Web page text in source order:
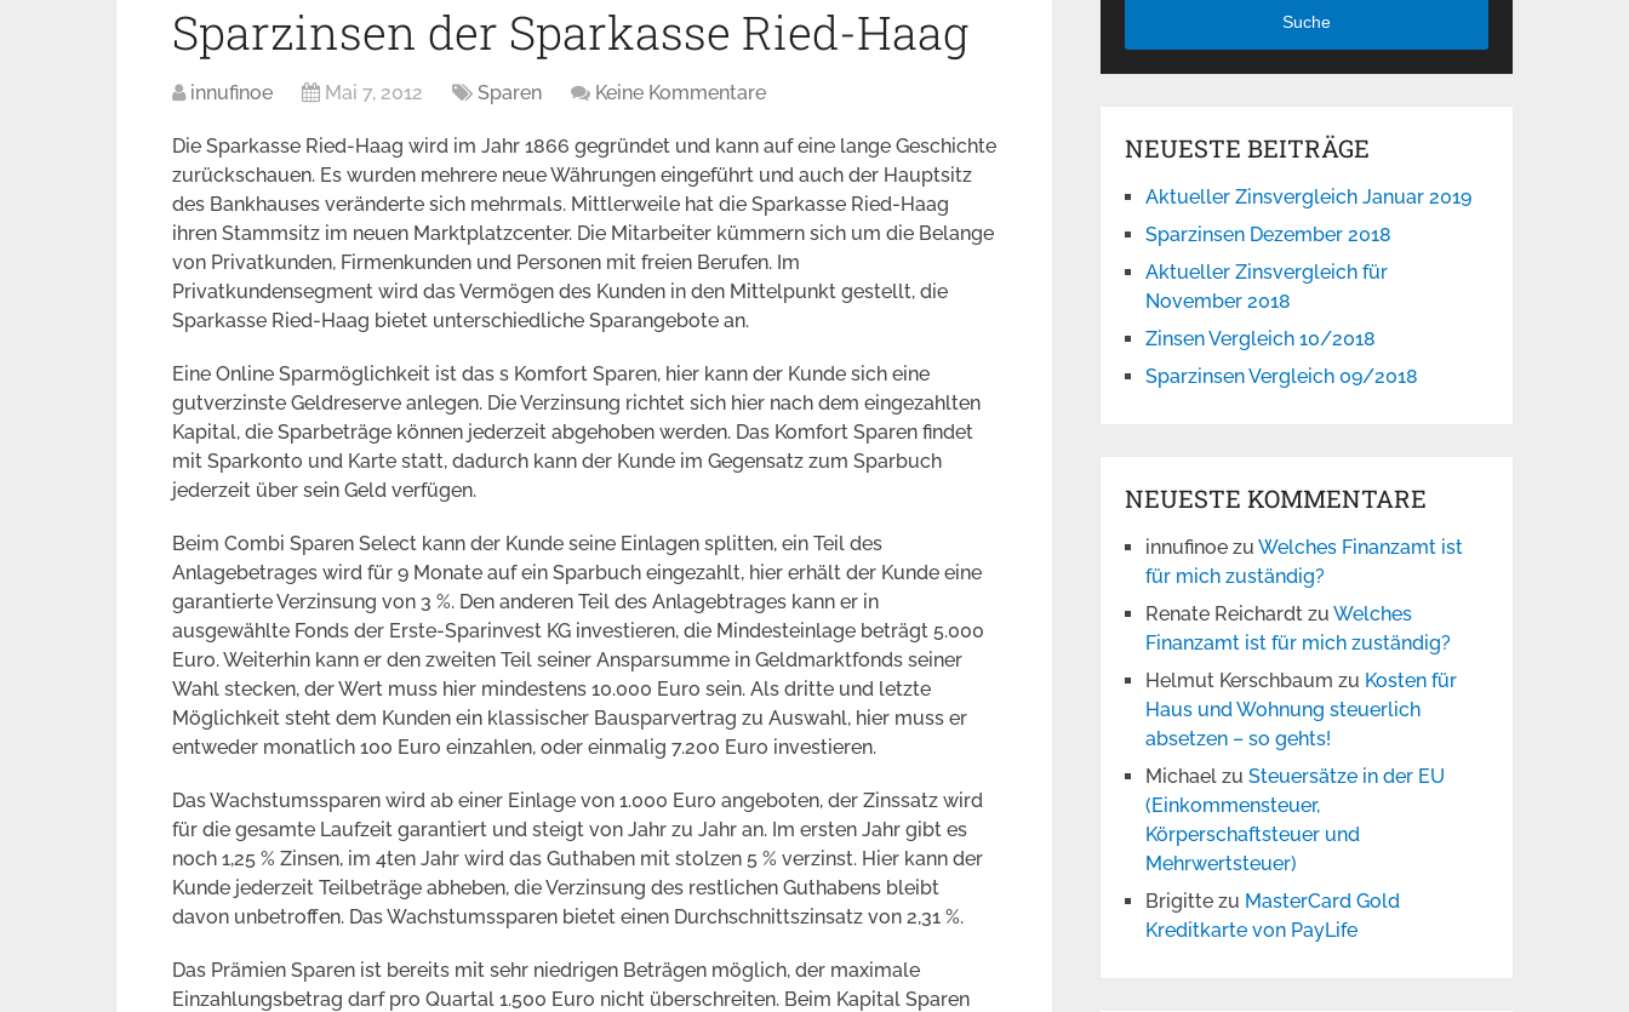
Sparzinsen der Sparkasse Ried-Haag
innufinoe Mai 7, 2012 Sparen Keine Kommentare
Die Sparkasse Ried-Haag wird im Jahr 1866 gegründet und kann auf eine lange Geschichte
zurückschauen. Es wurden mehrere neue Währungen eingeführt und auch der Hauptsitz
des Bankhauses veränderte sich mehrmals. Mittlerweile hat die Sparkasse Ried-Haag
ihren Stammsitz im neuen Marktplatzcenter. Die Mitarbeiter kümmern sich um die Belange
von Privatkunden, Firmenkunden und Personen mit freien Berufen. Im
Privatkundensegment wird das Vermögen des Kunden in den Mittelpunkt gestellt, die
Sparkasse Ried-Haag bietet unterschiedliche Sparangebote an.
Eine Online Sparmöglichkeit ist das s Komfort Sparen, hier kann der Kunde sich eine
gutverzinste Geldreserve anlegen. Die Verzinsung richtet sich hier nach dem eingezahlten
Kapital, die Sparbeträge können jederzeit abgehoben werden. Das Komfort Sparen findet
mit Sparkonto und Karte statt, dadurch kann der Kunde im Gegensatz zum Sparbuch
jederzeit über sein Geld verfügen.
Beim Combi Sparen Select kann der Kunde seine Einlagen splitten, ein Teil des
Anlagebetrages wird für 9 Monate auf ein Sparbuch eingezahlt, hier erhält der Kunde eine
garantierte Verzinsung von 3 %. Den anderen Teil des Anlagebtrages kann er in
ausgewählte Fonds der Erste-Sparinvest KG investieren, die Mindesteinlage beträgt 5.000
Euro. Weiterhin kann er den zweiten Teil seiner Ansparsumme in Geldmarktfonds seiner
Wahl stecken, der Wert muss hier mindestens 10.000 Euro sein. Als dritte und letzte
Möglichkeit steht dem Kunden ein klassischer Bausparvertrag zu Auswahl, hier muss er
entweder monatlich 100 Euro einzahlen, oder einmalig 7.200 Euro investieren.
Das Wachstumssparen wird ab einer Einlage von 1.000 Euro angeboten, der Zinssatz wird
für die gesamte Laufzeit garantiert und steigt von Jahr zu Jahr an. Im ersten Jahr gibt es
noch 1,25 % Zinsen, im 4ten Jahr wird das Guthaben mit stolzen 5 % verzinst. Hier kann der
Kunde jederzeit Teilbeträge abheben, die Verzinsung des restlichen Guthabens bleibt
davon unbetroffen. Das Wachstumssparen bietet einen Durchschnittszinsatz von 2,31 %.
Das Prämien Sparen ist bereits mit sehr niedrigen Beträgen möglich, der maximale
Einzahlungsbetrag darf pro Quartal 1.500 Euro nicht überschreiten. Beim Kapital Sparen
Suche
NEUESTE BEITRÄGE
Aktueller Zinsvergleich Januar 2019
Sparzinsen Dezember 2018
Aktueller Zinsvergleich für
November 2018
Zinsen Vergleich 10/2018
Sparzinsen Vergleich 09/2018
NEUESTE KOMMENTARE
innufinoe zuWelches Finanzamt ist
für mich zuständig?
Renate Reichardt zuWelches
Finanzamt ist für mich zuständig?
Helmut Kerschbaum zu Kosten für
Haus und Wohnung steuerlich
absetzen – so gehts!
Michael zuSteuersätze in der EU
(Einkommensteuer,
Körperschaftsteuer und
Mehrwertsteuer)
Brigitte zu MasterCard Gold
Kreditkarte von PayLife